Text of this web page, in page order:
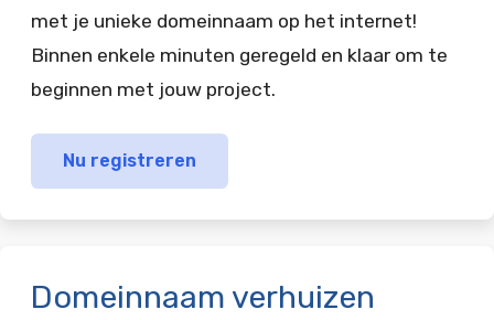
met je unieke domeinnaam op het internet!
Binnen enkele minuten geregeld en klaar om te
beginnen met jouw project.
Nu registreren
Domeinnaam verhuizen